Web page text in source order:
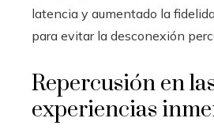
latencia y aumentado la
para evitar la desconexión
Repercusión en
experiencias